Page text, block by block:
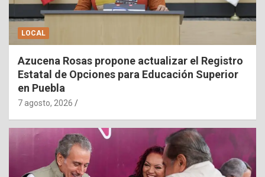
LOCAL
Azucena Rosas propone actualizar el Registro
Estatal de Opciones para Educación Superior
en Puebla
7 agosto, 2026